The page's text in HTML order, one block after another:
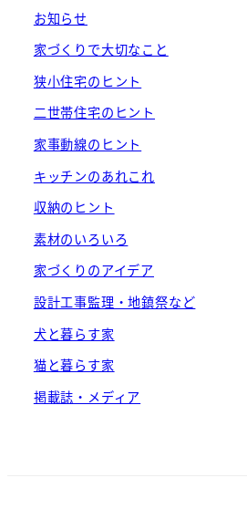
お知らせ
家づくりで大切なこと
狭小住宅のヒント
二世帯住宅のヒント
家事動線のヒント
キッチンのあれこれ
収納のヒント
素材のいろいろ
家づくりのアイデア
設計工事監理・地鎮祭など
犬と暮らす家
猫と暮らす家
掲載誌・メディア